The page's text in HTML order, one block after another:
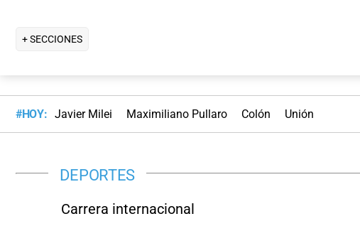
+ SECCIONES
#HOY: Javier Milei Maximiliano Pullaro Colón Unión
DEPORTES
Carrera internacional